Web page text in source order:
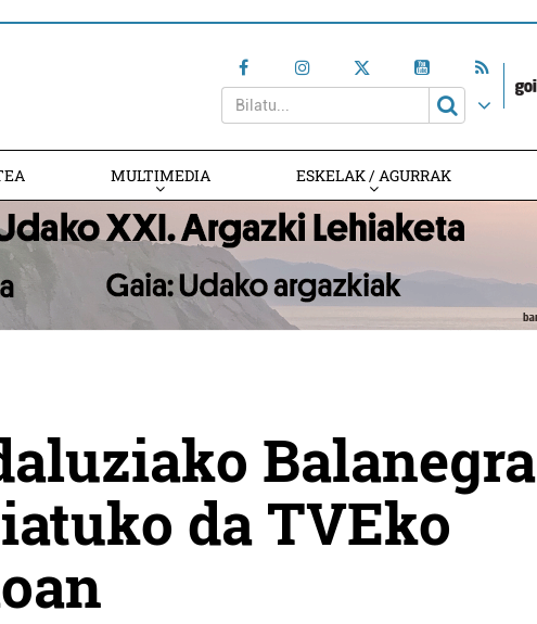
MULTIMEDIA ESKELAK / AGURRAK
Balanegra
da TVEko